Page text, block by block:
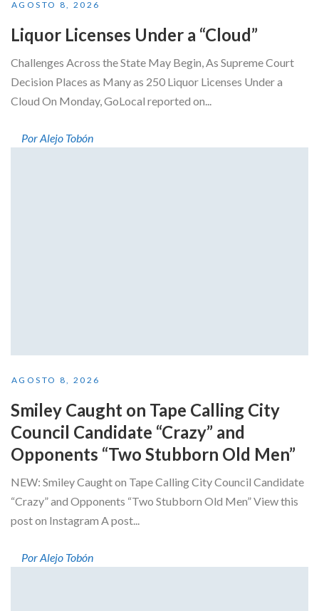
AGOSTO 8, 2026
Liquor Licenses Under a “Cloud”
Challenges Across the State May Begin, As Supreme Court
Decision Places as Many as 250 Liquor Licenses Under a
Cloud On Monday, GoLocal reported on...
Por Alejo Tobón
AGOSTO 8, 2026
Smiley Caught on Tape Calling City
Council Candidate “Crazy” and
Opponents “Two Stubborn Old Men”
NEW: Smiley Caught on Tape Calling City Council Candidate
“Crazy” and Opponents “Two Stubborn Old Men” View this
post on Instagram A post...
Por Alejo Tobón